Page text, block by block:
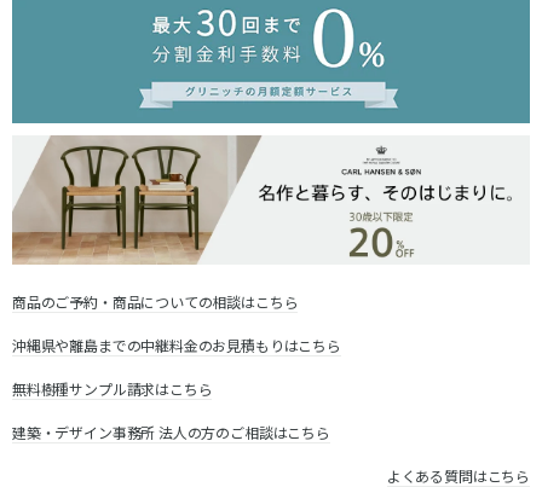
商品のご予約・商品についての相談はこちら
沖縄県や離島までの中継料金のお見積もりはこちら
無料樹種サンプル請求はこちら
建築・デザイン事務所 法人の方のご相談はこちら
よくある質問はこちら